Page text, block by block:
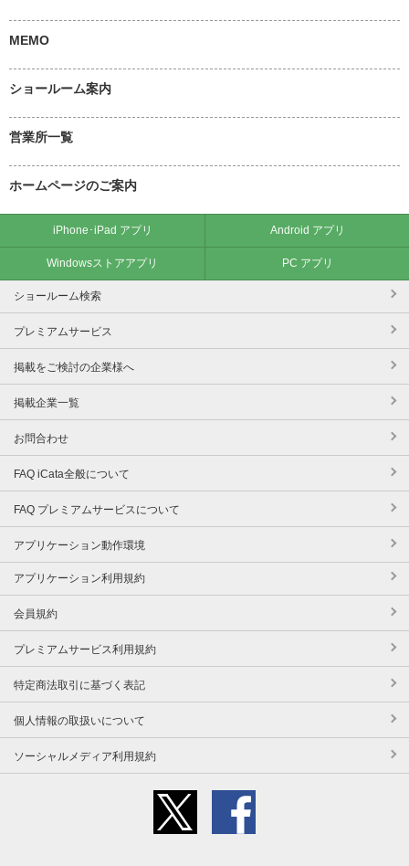
MEMO
ショールーム案内
営業所一覧
ホームページのご案内
iPhone･iPad アプリ Android アプリ
Windowsストアアプリ PC アプリ
ショールーム検索
プレミアムサービス
掲載をご検討の企業様へ
掲載企業一覧
お問合わせ
FAQ iCata全般について
FAQ プレミアムサービスについて
アプリケーション動作環境
アプリケーション利用規約
会員規約
プレミアムサービス利用規約
特定商法取引に基づく表記
個人情報の取扱いについて
ソーシャルメディア利用規約